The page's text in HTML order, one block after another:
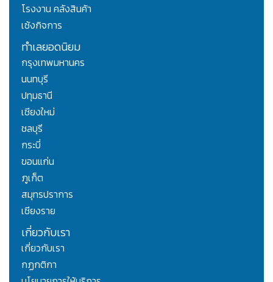
โรงงาน คลังสินค้า
เซ้งกิจการ
ทำเลยอดนิยม
กรุงเทพมหานคร
นนทบุรี
ปทุมธานี
เชียงใหม่
ชลบุรี
กระบี่
ขอนแก่น
ภูเก็ต
สมุทรปราการ
เชียงราย
เกี่ยวกับเรา
เกี่ยวกับเรา
กฏกติกา